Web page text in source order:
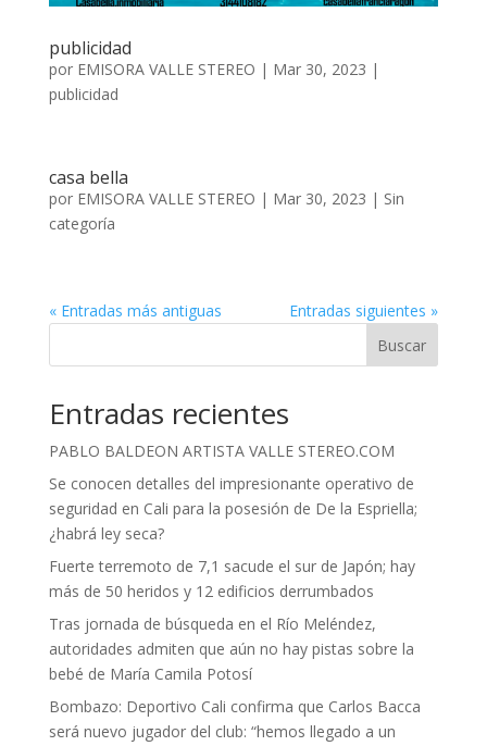
publicidad
por EMISORA VALLE STEREO | Mar 30, 2023 |
publicidad
casa bella
por EMISORA VALLE STEREO | Mar 30, 2023 | Sin
categoría
« Entradas más antiguas
Entradas siguientes »
Buscar
Entradas recientes
PABLO BALDEON ARTISTA VALLE STEREO.COM
Se conocen detalles del impresionante operativo de
seguridad en Cali para la posesión de De la Espriella;
¿habrá ley seca?
Fuerte terremoto de 7,1 sacude el sur de Japón; hay
más de 50 heridos y 12 edificios derrumbados
Tras jornada de búsqueda en el Río Meléndez,
autoridades admiten que aún no hay pistas sobre la
bebé de María Camila Potosí
Bombazo: Deportivo Cali confirma que Carlos Bacca
será nuevo jugador del club: “hemos llegado a un